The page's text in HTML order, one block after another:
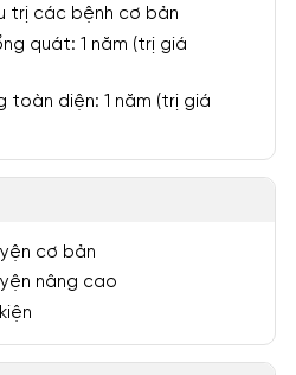
trị các bệnh cơ bản
quát: 1 năm (trị giá
toàn diện: 1 năm (trị giá
cơ bản
nâng cao